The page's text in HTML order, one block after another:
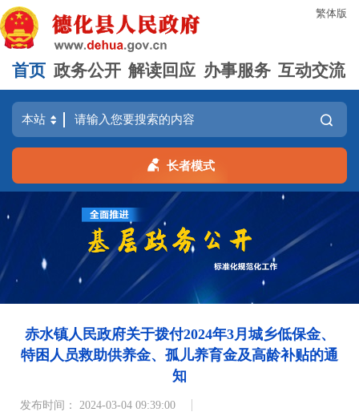
繁体版
首页 政务公开 解读回应 办事服务 互动交流
长者模式
赤水镇人民政府关于拨付2024年3月城乡低保金、
特困人员救助供养金、孤儿养育金及高龄补贴的通
知
发布时间： 2024-03-04 09:39:00